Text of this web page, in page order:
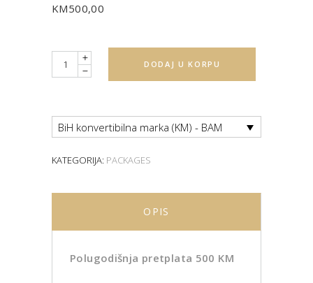
KM500,00
Quantity DODAJ U KORPU
BiH konvertibilna marka (KM) - BAM
KATEGORIJA: PACKAGES
OPIS
Polugodišnja pretplata 500 KM